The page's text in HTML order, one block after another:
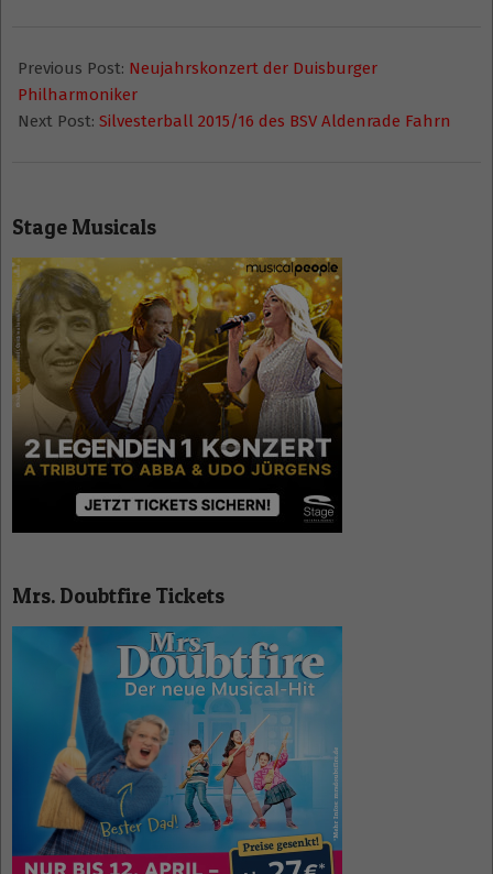
10-
20
Previous Post: Neujahrskonzert der Duisburger
Philharmoniker
Next Post: Silvesterball 2015/16 des BSV Aldenrade Fahrn
Stage Musicals
Mrs. Doubtfire Tickets